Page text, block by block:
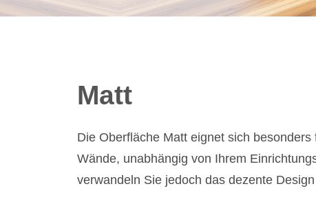
Matt
Die Oberfläche Matt eignet sich
Wände, unabhängig von Ihrem
verwandeln Sie jedoch das dezente